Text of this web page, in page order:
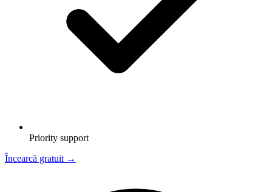
Priority support
Încearcă gratuit→